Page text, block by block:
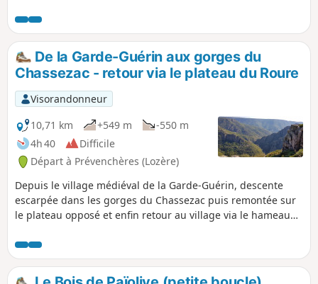
aventuriers, possibilité de se promener dans
des grottes. Et pour se décrasser (et suivant
la saison), possibilité de se délasser dans la
rivière. Idéale pour les enfants même si les
passages en falaise nécessitent toute
l'attention des parents.
De la Garde-Guérin aux gorges du
Chassezac - retour via le plateau du Roure
Visorandonneur
10,71 km
+549 m
-550 m
4h 40
Difficile
Départ à Prévenchères (Lozère)
Depuis le village médiéval de la Garde-Guérin, descente
escarpée dans les gorges du Chassezac puis remontée sur
le plateau opposé et enfin retour au village via le hameau